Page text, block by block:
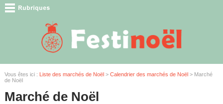
Vous êtes ici : Liste des marchés de Noël> Calendrier des marchés de Noël> Marché
de Noël
Marché de Noël